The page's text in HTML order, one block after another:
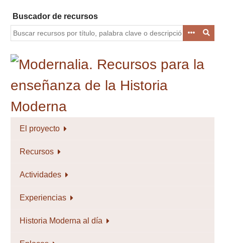
contenido
principal
Buscador de recursos
El proyecto
Recursos
Actividades
Experiencias
Historia Moderna al día